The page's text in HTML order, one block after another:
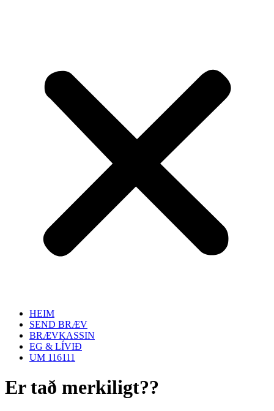
HEIM
SEND BRÆV
BRÆVKASSIN
EG & LÍVIÐ
UM 116111
Er tað merkiligt??